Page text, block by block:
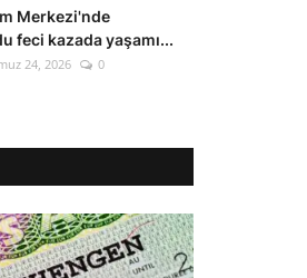
Merkezi'nde
feci kazada yaşamı...
24, 2026 0